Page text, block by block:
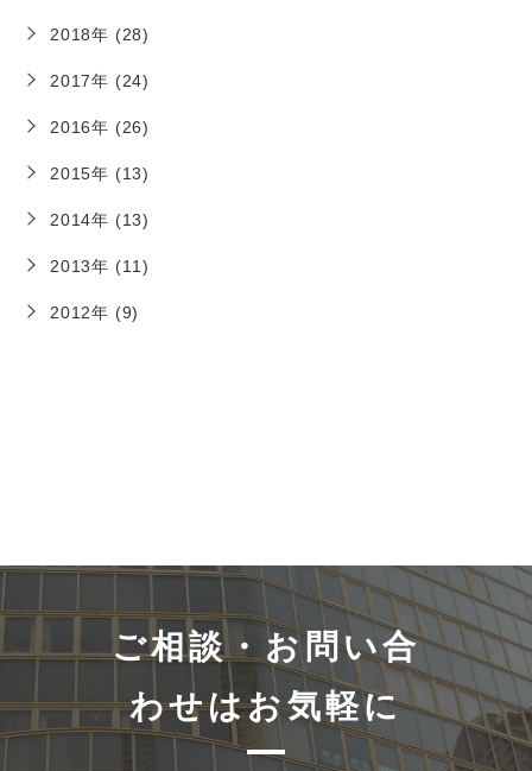
2018年 (28)
2017年 (24)
2016年 (26)
2015年 (13)
2014年 (13)
2013年 (11)
2012年 (9)
ご相談・お問い合
わせはお気軽に